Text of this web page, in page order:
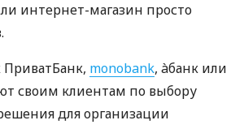
интернет-магазин просто
ПриватБанк, monobank, àбанк или
своим клиентам по выбору
для организации